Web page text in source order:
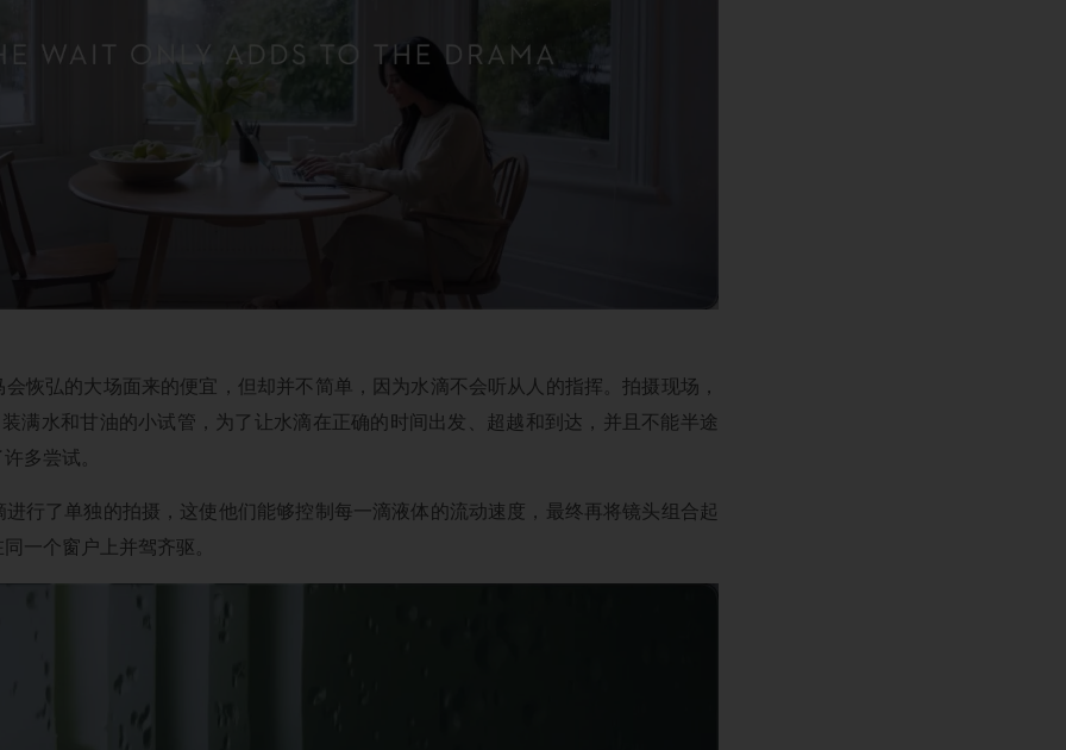
恢弘的大场面来的便宜，但却并不简单，因为水滴不会听从人的指挥。拍摄现场，
满水和甘油的小试管，为了让水滴在正确的时间出发、超越和到达，并且不能半途
多尝试。
行了单独的拍摄，这使他们能够控制每一滴液体的流动速度，最终再将镜头组合起
一个窗户上并驾齐驱。